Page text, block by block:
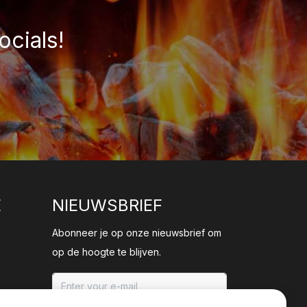
NIEUWSBRIEF
Abonneer je op onze nieuwsbrief om
op de hoogte te blijven.